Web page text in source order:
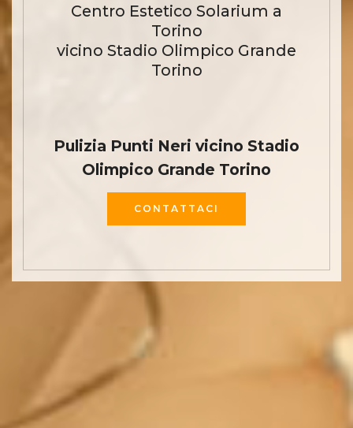
Centro Estetico Solarium a
Torino
vicino Stadio Olimpico Grande
Torino
Pulizia Punti Neri vicino Stadio
Olimpico Grande Torino
CONTATTACI